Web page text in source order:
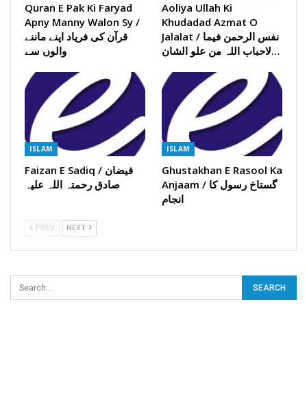
Quran E Pak Ki Faryad
Apny Manny Walon Sy /
قرآن کی فریاد اپنے ماننے
والوں سے
Aoliya Ullah Ki
Khudadad Azmat O
Jalalat / نفس الرحمن فیما
لاحباب اللہ من علو الشان…
ISLAM
Faizan E Sadiq / فیضان
صادق رحمتہ اللہ علیہ
ISLAM
Ghustakhan E Rasool Ka
Anjaam / گستاخ رسول کا
انجام
PREV NEXT